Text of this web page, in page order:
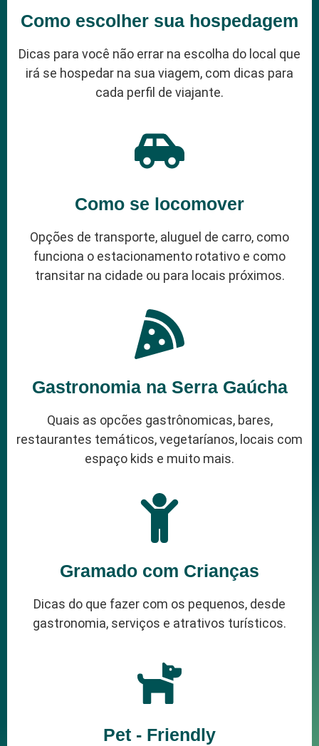
Como escolher sua hospedagem
Dicas para você não errar na escolha do local que
irá se hospedar na sua viagem, com dicas para
cada perfil de viajante.
Como se locomover
Opções de transporte, aluguel de carro, como
funciona o estacionamento rotativo e como
transitar na cidade ou para locais próximos.
Gastronomia na Serra Gaúcha
Quais as opcões gastrônomicas, bares,
restaurantes temáticos, vegetaríanos, locais com
espaço kids e muito mais.
Gramado com Crianças
Dicas do que fazer com os pequenos, desde
gastronomia, serviços e atrativos turísticos.
Pet - Friendly